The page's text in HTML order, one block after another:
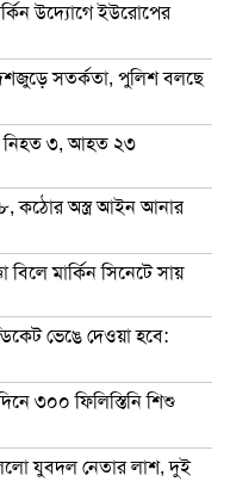
উদ্যোগে ইউরোপের
সতর্কতা, পুলিশ বলছে
নিহত ৩, আহত ২৩
কঠোর অস্ত্র আইন আনার
বিলে মার্কিন সিনেটে সায়
ভেঙে দেওয়া হবে:
৩০০ ফিলিস্তিনি শিশু
যুবদল নেতার লাশ, দুই